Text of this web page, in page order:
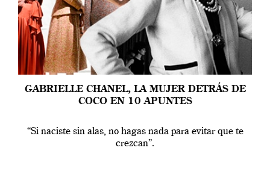
GABRIELLE CHANEL, LA MUJER DETRÁS DE
COCO EN 10 APUNTES
“Si naciste sin alas, no hagas nada para evitar que te
crezcan”.